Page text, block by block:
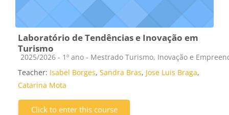
Laboratório de Tendências e Inovação em
Turismo
Course category
2025/2026 - 1º ano - Mestrado Turismo, Inovação e
Teacher: Isabel Borges, Sandra Bras, Jose Luis Braga,
Catarina Mota
Click to enter this course